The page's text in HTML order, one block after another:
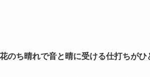
のち晴れで音と晴に受ける仕打ちがひ